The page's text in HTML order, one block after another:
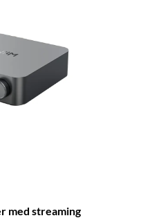
med streaming